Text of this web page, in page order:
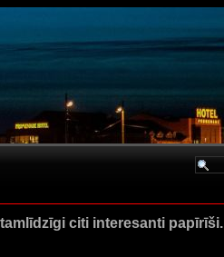
citi interesanti papīrīši.